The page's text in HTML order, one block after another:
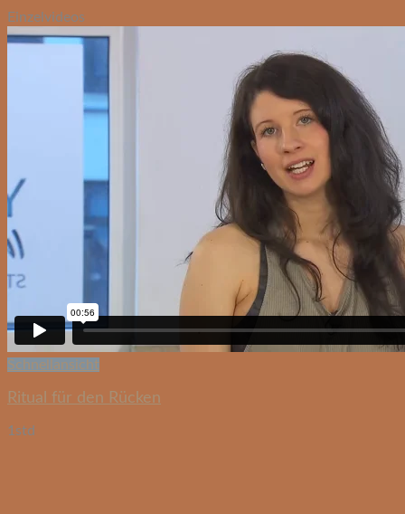
Einzelvideos
Schnellansicht
Ritual für den Rücken
1std